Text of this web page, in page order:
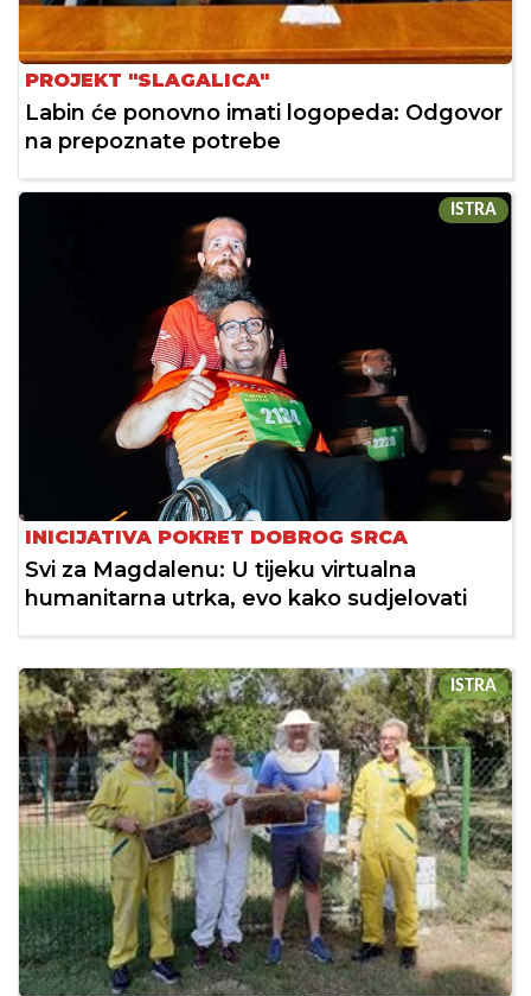
PROJEKT "SLAGALICA"
Labin će ponovno imati logopeda: Odgovor
na prepoznate potrebe
ISTRA
INICIJATIVA POKRET DOBROG SRCA
Svi za Magdalenu: U tijeku virtualna
humanitarna utrka, evo kako sudjelovati
ISTRA